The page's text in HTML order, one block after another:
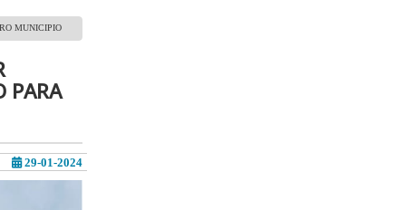
MUNICIPIO
PARA
29-01-2024